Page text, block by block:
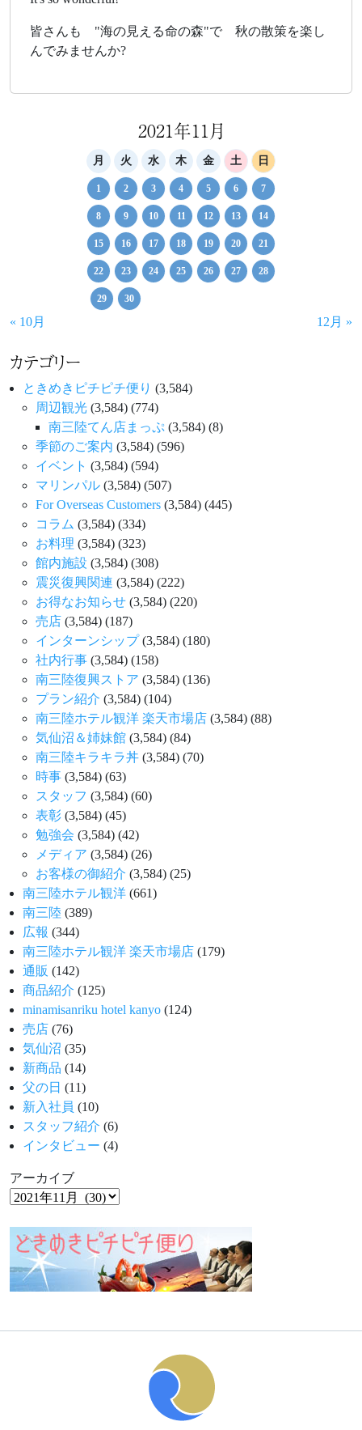
皆さんも "海の見える命の森"で 秋の散策を楽し
んでみませんか?
2021年11月
月 火 水 木 金 土 日
1 2 3 4 5 6 7
8 9 10 11 12 13 14
15 16 17 18 19 20 21
22 23 24 25 26 27 28
29 30
« 10月 12月 »
カテゴリー
ときめきピチピチ便り (3,584)
周辺観光 (3,584) (774)
南三陸てん店まっぷ (3,584) (8)
季節のご案内 (3,584) (596)
イベント (3,584) (594)
マリンパル (3,584) (507)
For Overseas Customers (3,584) (445)
コラム (3,584) (334)
お料理 (3,584) (323)
館内施設 (3,584) (308)
震災復興関連 (3,584) (222)
お得なお知らせ (3,584) (220)
売店 (3,584) (187)
インターンシップ(3,584) (180)
社内行事 (3,584) (158)
南三陸復興ストア (3,584) (136)
プラン紹介 (3,584) (104)
南三陸ホテル観洋 楽天市場店 (3,584) (88)
気仙沼＆姉妹館 (3,584) (84)
南三陸キラキラ丼 (3,584) (70)
時事 (3,584) (63)
スタッフ (3,584) (60)
表彰 (3,584) (45)
勉強会 (3,584) (42)
メディア (3,584) (26)
お客様の御紹介 (3,584) (25)
南三陸ホテル観洋 (661)
南三陸 (389)
広報 (344)
南三陸ホテル観洋 楽天市場店 (179)
通販 (142)
商品紹介 (125)
minamisanriku hotel kanyo (124)
売店 (76)
気仙沼 (35)
新商品 (14)
父の日 (11)
新入社員 (10)
スタッフ紹介 (6)
インタビュー (4)
アーカイブ